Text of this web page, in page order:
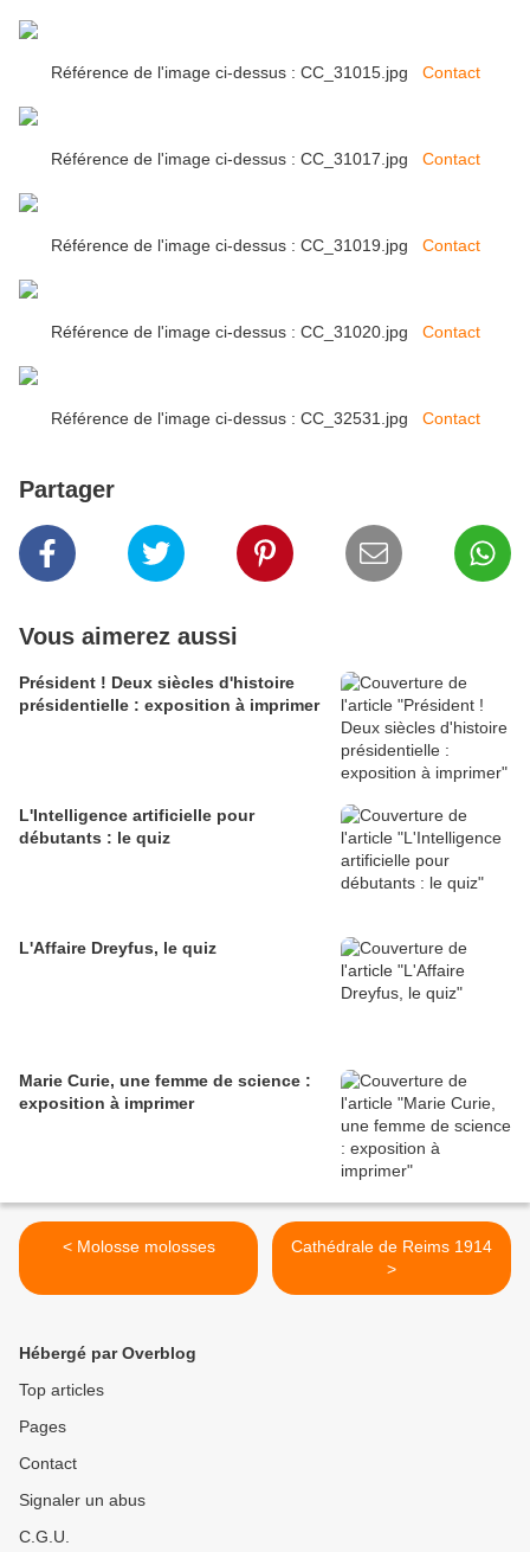
Référence de l'image ci-dessus : CC_31015.jpg Contact
Référence de l'image ci-dessus : CC_31017.jpg Contact
Référence de l'image ci-dessus : CC_31019.jpg Contact
Référence de l'image ci-dessus : CC_31020.jpg Contact
Référence de l'image ci-dessus : CC_32531.jpg Contact
Partager
Vous aimerez aussi
Président ! Deux siècles d'histoire
présidentielle : exposition à imprimer
L'Intelligence artificielle pour
débutants : le quiz
L'Affaire Dreyfus, le quiz
Marie Curie, une femme de science :
exposition à imprimer
< Molosse molosses
Cathédrale de Reims 1914
>
Hébergé par Overblog
Top articles
Pages
Contact
Signaler un abus
C.G.U.